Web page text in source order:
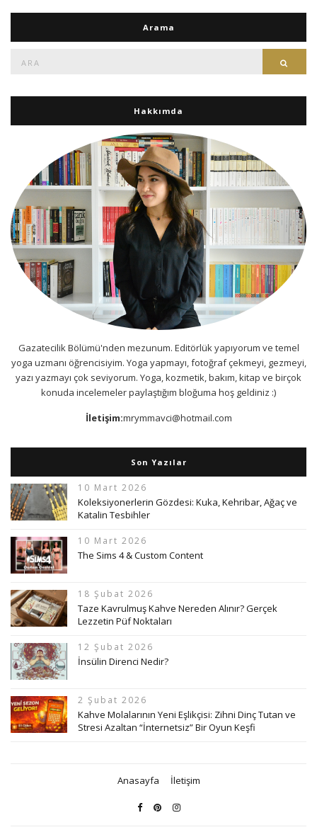
Arama
Hakkımda
Gazatecilik Bölümü'nden mezunum. Editörlük yapıyorum ve temel
yoga uzmanı öğrencisiyim. Yoga yapmayı, fotoğraf çekmeyi, gezmeyi,
yazı yazmayı çok seviyorum. Yoga, kozmetik, bakım, kitap ve birçok
konuda incelemeler paylaştığım bloğuma hoş geldiniz :)
İletişim:mrymmavci@hotmail.com
Son Yazılar
10 Mart 2026
Koleksiyonerlerin Gözdesi: Kuka, Kehribar, Ağaç ve
Katalin Tesbihler
10 Mart 2026
The Sims 4 & Custom Content
18 Şubat 2026
Taze Kavrulmuş Kahve Nereden Alınır? Gerçek
Lezzetin Püf Noktaları
12 Şubat 2026
İnsülin Direnci Nedir?
2 Şubat 2026
Kahve Molalarının Yeni Eşlikçisi: Zihni Dinç Tutan ve
Stresi Azaltan “İnternetsiz” Bir Oyun Keşfi
Anasayfa İletişim